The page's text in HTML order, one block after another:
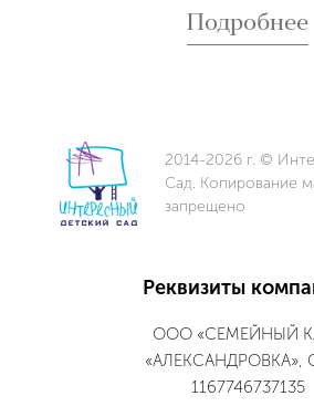
Подробнее
2014-2026 г. ©
Сад. Копирование
запрещено
Реквизиты
ООО «СЕМЕЙНЫЙ
«АЛЕКСАНДРОВКА»,
1167746737135